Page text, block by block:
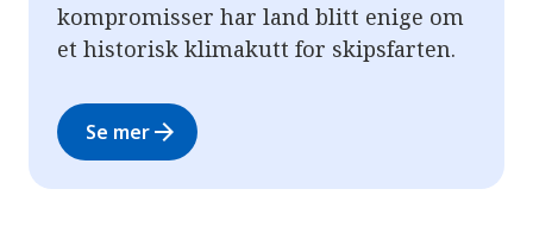
e
kompromisser har land blitt enige om
et historisk klimakutt for skipsfarten.
Se merarrow_forward